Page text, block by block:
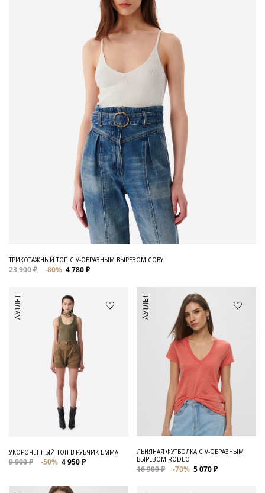
ТРИКОТАЖНЫЙ ТОП С V-ОБРАЗНЫМ ВЫРЕЗОМ COBY
23 900 ₽ -80% 4 780 ₽
АУТЛЕТ
УКОРОЧЕННЫЙ ТОП В РУБЧИК EMMA
9 900 ₽ -50% 4 950 ₽
АУТЛЕТ
ЛЬНЯНАЯ ФУТБОЛКА С V-ОБРАЗНЫМ
ВЫРЕЗОМ RODEO
16 900 ₽ -70% 5 070 ₽